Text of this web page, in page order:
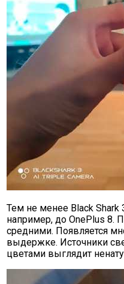
Тем не менее Black Shark
например, до OnePlus 8.
средними. Появляется
выдержке. Источники
цветами выглядит